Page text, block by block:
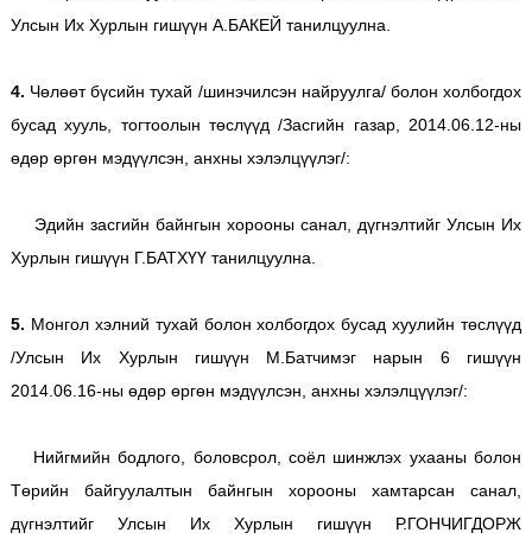
Улсын Их Хурлын гишүүн А.БАКЕЙ танилцуулна.
4. Чөлөөт бүсийн тухай /шинэчилсэн найруулга/ болон холбогдох
бусад хууль, тогтоолын төслүүд /Засгийн газар, 2014.06.12-ны
өдөр өргөн мэдүүлсэн, анхны хэлэлцүүлэг/:
Эдийн засгийн байнгын хорооны санал, дүгнэлтийг Улсын Их
Хурлын гишүүн Г.БАТХҮҮ танилцуулна.
5. Монгол хэлний тухай болон холбогдох бусад хуулийн төслүүд
/Улсын Их Хурлын гишүүн М.Батчимэг нарын 6 гишүүн
2014.06.16-ны өдөр өргөн мэдүүлсэн, анхны хэлэлцүүлэг/:
Нийгмийн бодлого, боловсрол, соёл шинжлэх ухааны болон
Төрийн байгуулалтын байнгын хорооны хамтарсан санал,
дүгнэлтийг Улсын Их Хурлын гишүүн Р.ГОНЧИГДОРЖ